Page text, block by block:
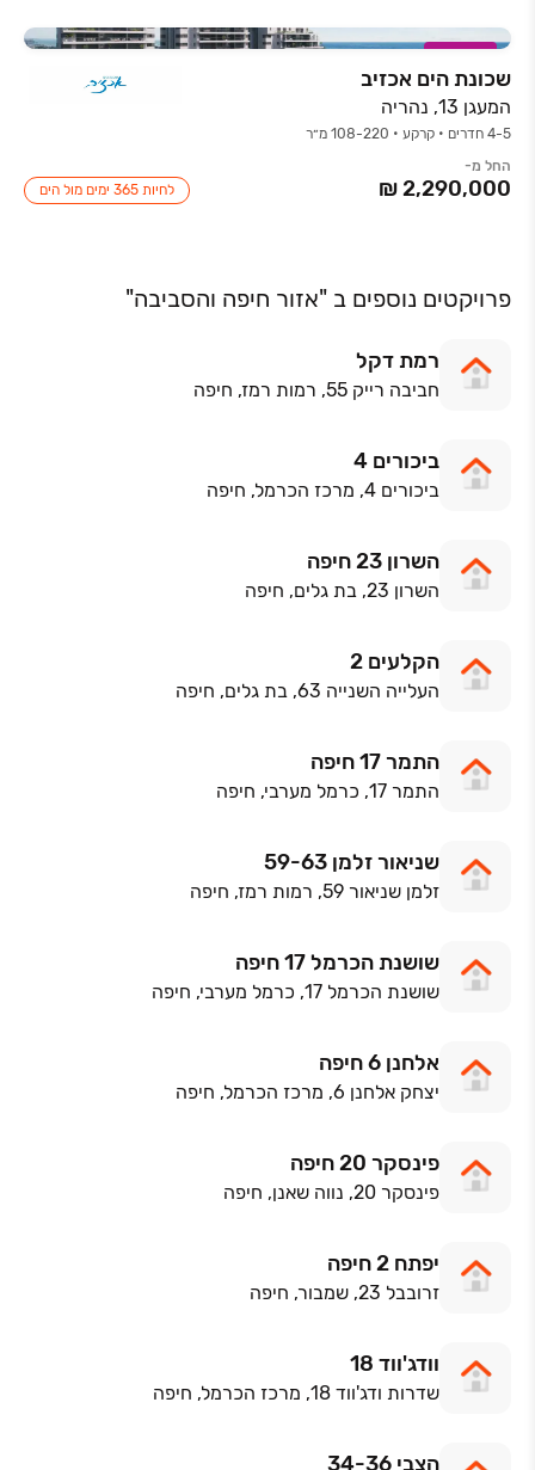
במבצע
שכונת הים אכזיב
המעגן 13, נהריה
4-5 חדרים • קרקע • 108-220 מ״ר
החל מ-
לחיות 365 ימים מול הים
פרויקטים נוספים ב "אזור חיפה והסביבה"
רמת דקל
חביבה רייק 55, רמות רמז, חיפה
ביכורים 4
ביכורים 4, מרכז הכרמל, חיפה
השרון 23 חיפה
השרון 23, בת גלים, חיפה
הקלעים 2
העלייה השנייה 63, בת גלים, חיפה
התמר 17 חיפה
התמר 17, כרמל מערבי, חיפה
שניאור זלמן 59-63
זלמן שניאור 59, רמות רמז, חיפה
שושנת הכרמל 17 חיפה
שושנת הכרמל 17, כרמל מערבי, חיפה
אלחנן 6 חיפה
יצחק אלחנן 6, מרכז הכרמל, חיפה
פינסקר 20 חיפה
פינסקר 20, נווה שאנן, חיפה
יפתח 2 חיפה
זרובבל 23, שמבור, חיפה
וודג'ווד 18
שדרות ודג'ווד 18, מרכז הכרמל, חיפה
הצבי 34-36